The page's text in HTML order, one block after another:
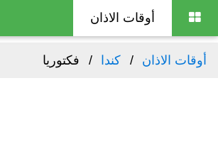
أوقات الاذان
أوقات الاذان كندا فكتوريا